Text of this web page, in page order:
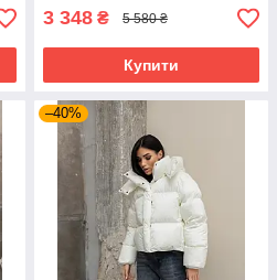
3 348 ₴ 5 580 ₴
Купити
–40%